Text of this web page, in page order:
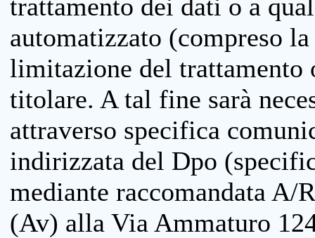
trattamento dei dati o a
automatizzato (compreso
limitazione del trattamento
titolare. A tal fine sarà
attraverso specifica
indirizzata del Dpo
mediante raccomandata
(Av) alla Via Ammaturo